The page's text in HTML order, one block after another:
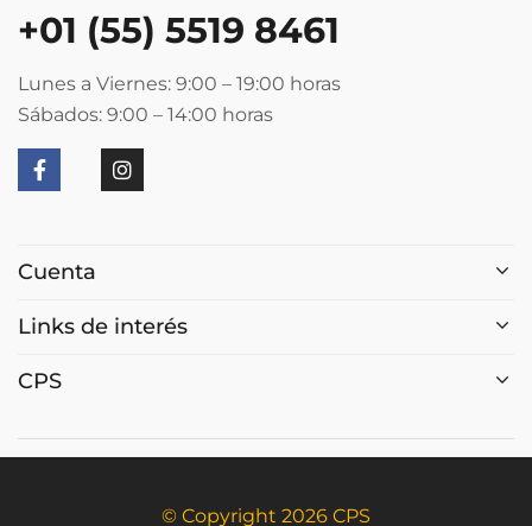
+01 (55) 5519 8461
Lunes a Viernes: 9:00 – 19:00 horas
Sábados: 9:00 – 14:00 horas
Cuenta
Links de interés
CPS
© Copyright 2026 CPS